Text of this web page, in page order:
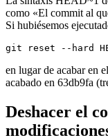
como «El commit al
Si hubiésemos
git reset --hard
en lugar de acabar en
acabado en 63db9fa
Deshacer el